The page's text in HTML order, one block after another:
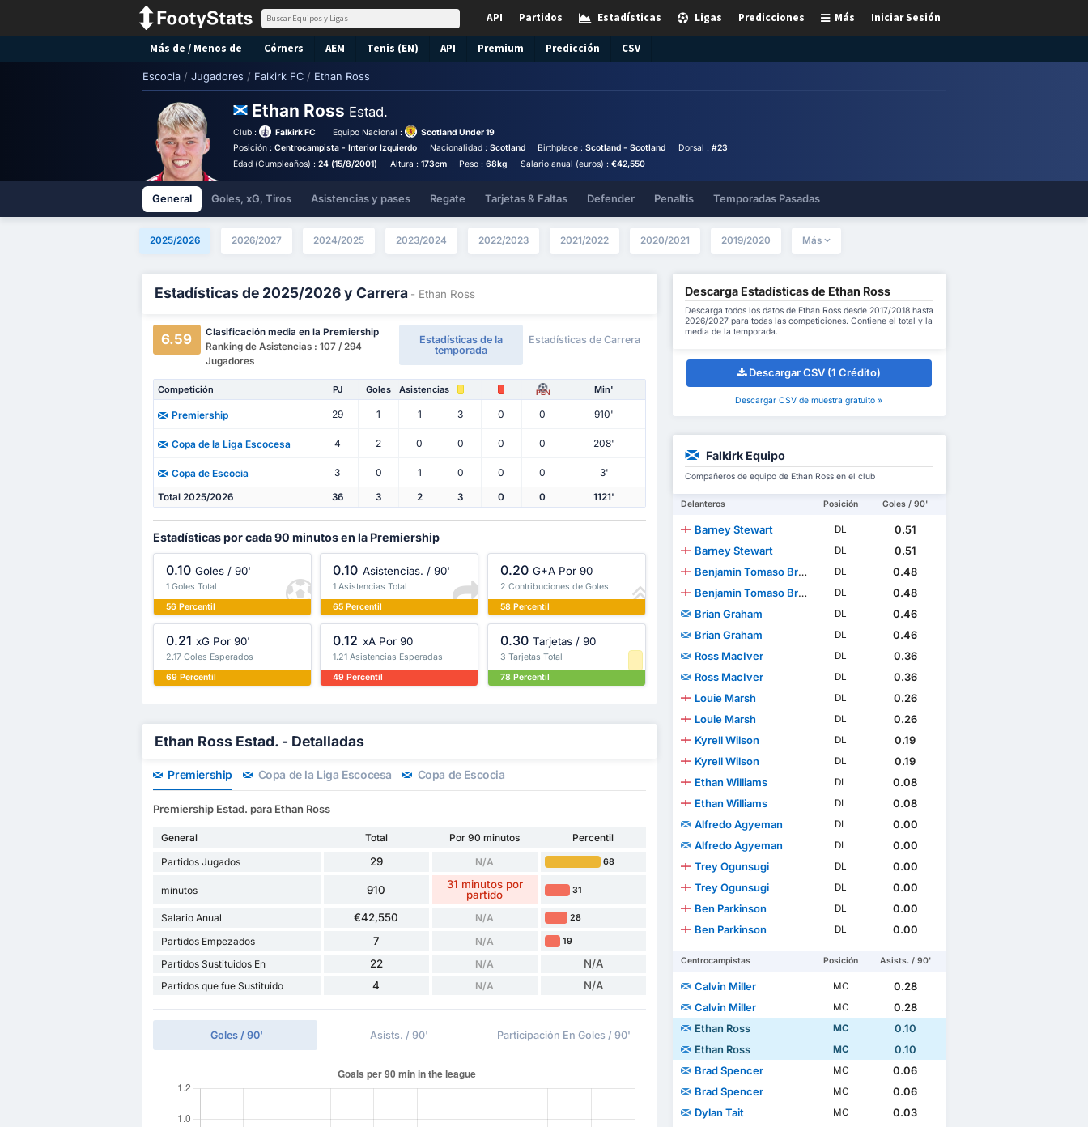
Iniciar Sesión
Más
Predicciones
Ligas
Estadísticas
Partidos
API
Más de / Menos de Córners AEM Tenis (EN) API Premium Predicción CSV
Escocia / Jugadores / Falkirk FC / Ethan Ross
Ethan Ross Estad.
Club : Falkirk FC Equipo Nacional :
Scotland Under 19
Posición :Centrocampista - Interior Izquierdo Nacionalidad : Scotland Birthplace :Scotland - Scotland Dorsal : #23
Edad (Cumpleaños) :24 (15/8/2001) Altura : 173cm Peso :68kg Salario anual (euros) : €42,550
General Goles, xG, Tiros Asistencias y pases Regate Tarjetas & Faltas Defender Penaltis Temporadas Pasadas
2025/2026 2026/2027 2024/2025 2023/2024 2022/2023 2021/2022 2020/2021 2019/2020 Más
Estadísticas de 2025/2026 y Carrera - Ethan Ross
6.59
Clasificación media en la Premiership
Ranking de Asistencias : 107 / 294
Jugadores
Estadísticas de la
temporada
Estadísticas de Carrera
Competición PJ Goles Asistencias PEN Min'
Premiership 29 1 1 3 0 0 910'
Copa de la Liga Escocesa 4 2 0 0 0 0 208'
Copa de Escocia 3 0 1 0 0 0 3'
Total 2025/2026 36 3 2 3 0 0 1121'
Estadísticas por cada 90 minutos en la Premiership
0.10 Goles / 90'
1 Goles Total
56 Percentil
0.10 Asistencias. / 90'
1 Asistencias Total
65 Percentil
0.20 G+A Por 90
2 Contribuciones de Goles
58 Percentil
0.21 xG Por 90'
2.17 Goles Esperados
69 Percentil
0.12 xA Por 90
1.21 Asistencias Esperadas
49 Percentil
0.30 Tarjetas / 90
3 Tarjetas Total
78 Percentil
Ethan Ross Estad. - Detalladas
Premiership Copa de la Liga Escocesa Copa de Escocia
Premiership Estad. para Ethan Ross
General Total Por 90 minutos
Percentil
Partidos Jugados
29 N/A 68
minutos 910
31 minutos por
partido
31
Salario Anual €42,550 N/A 28
Partidos Empezados 7 N/A 19
Partidos Sustituidos En 22 N/A N/A
Partidos que fue Sustituido 4 N/A N/A
Goles / 90' Asists. / 90' Participación En Goles / 90'
Descarga Estadísticas de Ethan Ross
Descarga todos los datos de Ethan Ross desde 2017/2018 hasta
2026/2027 para todas las competiciones. Contiene el total y la
media de la temporada.
Descargar CSV (1 Crédito)
Descargar CSV de muestra gratuito »
Falkirk Equipo
Compañeros de equipo de Ethan Ross en el club
Delanteros Posición Goles / 90'
Barney Stewart DL
0.51
Barney Stewart
DL
0.51
Benjamin Tomaso Broggio
DL
0.48
Benjamin Tomaso Broggio
DL
0.48
Brian Graham
DL
0.46
Brian Graham
DL
0.46
Ross MacIver
DL
0.36
Ross MacIver
DL
0.36
Louie Marsh
DL
0.26
Louie Marsh
DL
0.26
Kyrell Wilson
DL
0.19
Kyrell Wilson
DL
0.19
Ethan Williams
DL
0.08
Ethan Williams
DL
0.08
Alfredo Agyeman
DL
0.00
Alfredo Agyeman
DL
0.00
Trey Ogunsugi
DL
0.00
Trey Ogunsugi
DL
0.00
Ben Parkinson
DL
0.00
Ben Parkinson
DL 0.00
Centrocampistas Posición Asists. / 90'
Calvin Miller MC
0.28
Calvin Miller
MC
0.28
Ethan Ross
MC
0.10
Ethan Ross
MC
0.10
Brad Spencer
MC
0.06
Brad Spencer
MC
0.06
Dylan Tait
MC
0.03